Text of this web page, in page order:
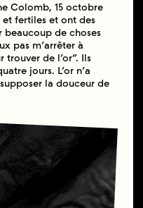
Colomb, 15 octobre
et fertiles et ont des
beaucoup de choses
pas m’arrêter à
de l’or”. Ils
jours. L’or n’a
la douceur de